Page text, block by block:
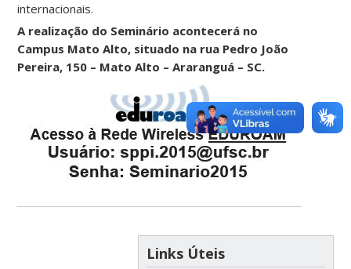
internacionais.
A realização do Seminário acontecerá no
Campus Mato Alto, situado na rua Pedro João
Pereira, 150 – Mato Alto – Araranguá – SC.
Links Úteis